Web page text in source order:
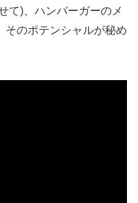
て)、ハンバーガーのメ
そのポテンシャルが秘め